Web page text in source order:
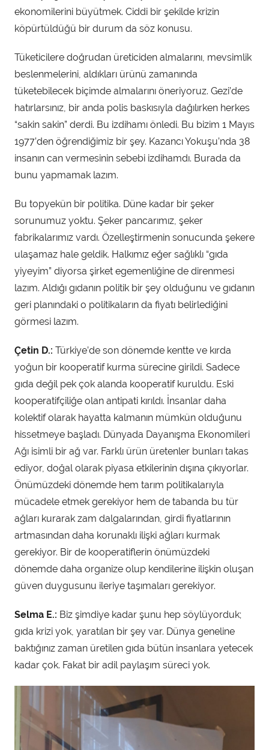
ekonomilerini büyütmek. Ciddi bir şekilde krizin
köpürtüldüğü bir durum da söz konusu.
Tüketicilere doğrudan üreticiden almalarını, mevsimlik
beslenmelerini, aldıkları ürünü zamanında
tüketebilecek biçimde almalarını öneriyoruz. Gezi’de
hatırlarsınız, bir anda polis baskısıyla dağılırken herkes
“sakin sakin” derdi. Bu izdihamı önledi. Bu bizim 1 Mayıs
1977’den öğrendiğimiz bir şey. Kazancı Yokuşu’nda 38
insanın can vermesinin sebebi izdihamdı. Burada da
bunu yapmamak lazım.
Bu topyekün bir politika. Düne kadar bir şeker
sorunumuz yoktu. Şeker pancarımız, şeker
fabrikalarımız vardı. Özelleştirmenin sonucunda şekere
ulaşamaz hale geldik. Halkımız eğer sağlıklı “gıda
yiyeyim” diyorsa şirket egemenliğine de direnmesi
lazım. Aldığı gıdanın politik bir şey olduğunu ve gıdanın
geri planındaki o politikaların da fiyatı belirlediğini
görmesi lazım.
Çetin D.: Türkiye’de son dönemde kentte ve kırda
yoğun bir kooperatif kurma sürecine girildi. Sadece
gıda değil pek çok alanda kooperatif kuruldu. Eski
kooperatifçiliğe olan antipati kırıldı. İnsanlar daha
kolektif olarak hayatta kalmanın mümkün olduğunu
hissetmeye başladı. Dünyada Dayanışma Ekonomileri
Ağı isimli bir ağ var. Farklı ürün üretenler bunları takas
ediyor, doğal olarak piyasa etkilerinin dışına çıkıyorlar.
Önümüzdeki dönemde hem tarım politikalarıyla
mücadele etmek gerekiyor hem de tabanda bu tür
ağları kurarak zam dalgalarından, girdi fiyatlarının
artmasından daha korunaklı ilişki ağları kurmak
gerekiyor. Bir de kooperatiflerin önümüzdeki
dönemde daha organize olup kendilerine ilişkin oluşan
güven duygusunu ileriye taşımaları gerekiyor.
Selma E.: Biz şimdiye kadar şunu hep söylüyorduk;
gıda krizi yok, yaratılan bir şey var. Dünya geneline
baktığınız zaman üretilen gıda bütün insanlara yetecek
kadar çok. Fakat bir adil paylaşım süreci yok.